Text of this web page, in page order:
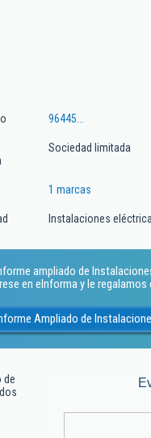
96445...
Sociedad limitada
1 marcas
Instalaciones
ampliado de
en eInforma y le
Ampliado de
de